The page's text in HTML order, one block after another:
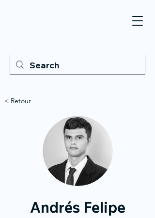
< Retour
Andrés Felipe